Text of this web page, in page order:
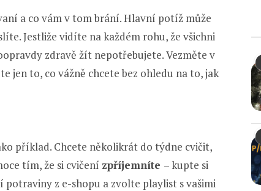
a co vám v tom brání. Hlavní potíž může
Jestliže vidíte na každém rohu, že všichni
zdravě žít nepotřebujete. Vezměte v
jen to, co vážně chcete bez ohledu na to, jak
příklad. Chcete několikrát do týdne cvičit,
tím, že si cvičení zpříjemníte – kupte si
z e-shopu a zvolte playlist s vašimi